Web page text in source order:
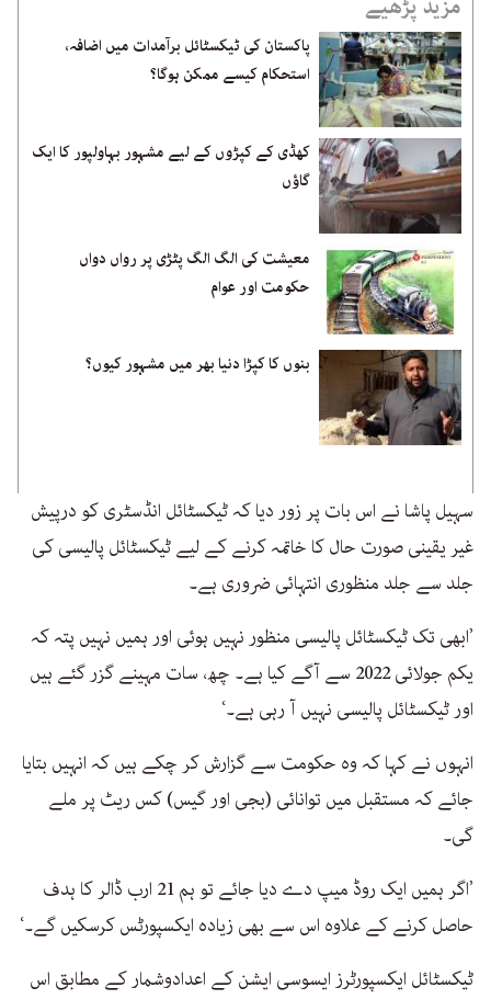
مزید پڑھیے
پاکستان کی ٹیکسٹائل برآمدات میں اضافہ،
استحکام کیسے ممکن ہوگا؟
کھڈی کے کپڑوں کے لیے مشہور بہاولپور کا ایک
گاؤں
معیشت کی الگ الگ پٹڑی پر رواں دواں
حکومت اور عوام
بنوں کا کپڑا دنیا بھر میں مشہور کیوں؟
سہیل پاشا نے اس بات پر زور دیا کہ ٹیکسٹائل انڈسٹری کو درپیش
غیر یقینی صورت حال کا خاتمہ کرنے کے لیے ٹیکسٹائل پالیسی کی
جلد سے جلد منظوری انتہائی ضروری ہے۔
’ابھی تک ٹیکسٹائل پالیسی منظور نہیں ہوئی اور ہمیں نہیں پتہ کہ
یکم جولائی 2022 سے آگے کیا ہے۔ چھ، سات مہینے گزر گئے ہیں
اور ٹیکسٹائل پالیسی نہیں آ رہی ہے۔‘
انہوں نے کہا کہ وہ حکومت سے گزارش کر چکے ہیں کہ انہیں بتایا
جائے کہ مستقبل میں توانائی (بجی اور گیس) کس ریٹ پر ملے
گی۔
’اگر ہمیں ایک روڈ میپ دے دیا جائے تو ہم 21 ارب ڈالر کا ہدف
حاصل کرنے کے علاوہ اس سے بھی زیادہ ایکسپورٹس کرسکیں گے۔‘
ٹیکسٹائل ایکسپورٹرز ایسوسی ایشن کے اعدادوشمار کے مطابق اس